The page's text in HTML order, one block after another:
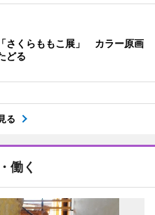
さくらももこ展」 カラー原画
どる
る
働く